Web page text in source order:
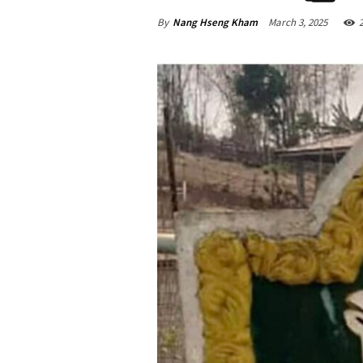
By Nang Hseng Kham March 3, 2025